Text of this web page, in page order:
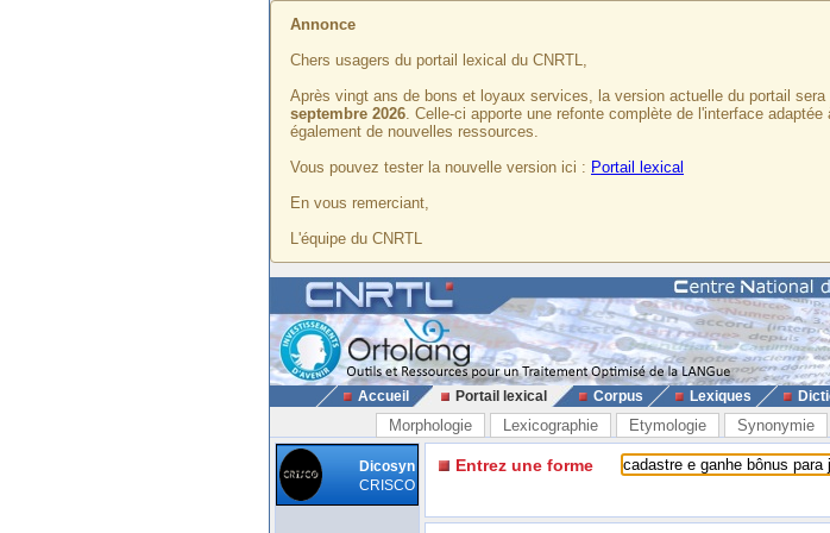
Annonce
Chers usagers du portail lexical du CNRTL,
Après vingt ans de bons et loyaux services, la version actuelle du portail
septembre 2026. Celle-ci apporte une refonte complète de l'interface
également de nouvelles ressources.
Vous pouvez tester la nouvelle version ici : Portail lexical
En vous remerciant,
L'équipe du CNRTL
Accueil Portail lexical Corpus Lexiques
Morphologie Lexicographie Etymologie Synonymie
Dicosyn
CRISCO
Entrez une forme